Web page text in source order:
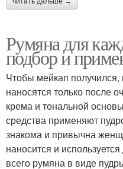
Румяна для
подбор и
Чтобы мейкап получился,
наносятся только после
крема и тональной
средства применяют
знакома и привычна
наносится и
всего румяна в виде